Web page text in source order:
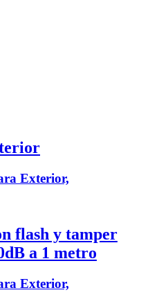
Exterior,
flash y tamper
a 1 metro
Exterior,